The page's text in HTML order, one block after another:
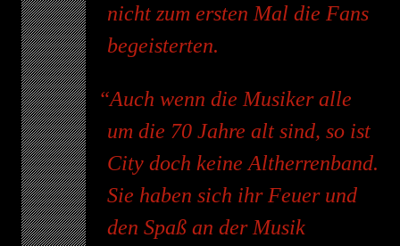
nicht zum ersten Mal die Fans
begeisterten.
Auch wenn die Musiker alle
um die 70 Jahre alt sind, so ist
City doch keine Altherrenband.
Sie haben sich ihr Feuer und
den Spaß an der Musik